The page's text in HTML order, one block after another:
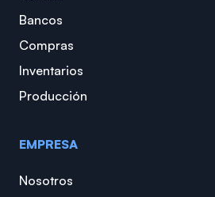
Bancos
Compras
Inventarios
Producción
EMPRESA
Nosotros